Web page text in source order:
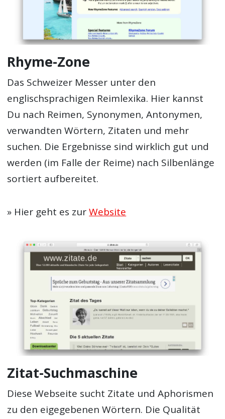
Rhyme-Zone
Das Schweizer Messer unter den
englischsprachigen Reimlexika. Hier kannst
Du nach Reimen, Synonymen, Antonymen,
verwandten Wörtern, Zitaten und mehr
suchen. Die Ergebnisse sind wirklich gut und
werden (im Falle der Reime) nach Silbenlänge
sortiert aufbereitet.
» Hier geht es zurWebsite
Zitat-Suchmaschine
Diese Webseite sucht Zitate und Aphorismen
zu den eigegebenen Wörtern. Die Qualität